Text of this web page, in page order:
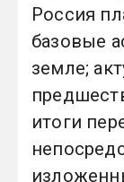
Россия
базовые
земле;
итоги